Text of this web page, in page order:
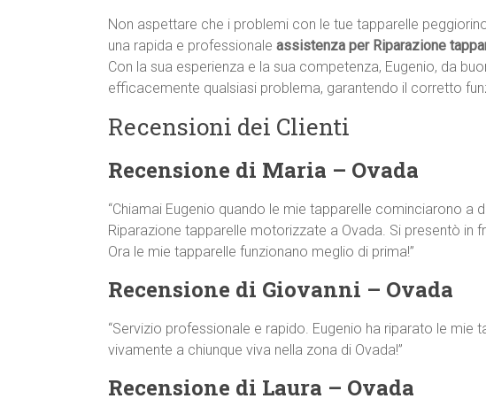
Non aspettare che i problemi con le tue tapparelle
una rapida e professionale assistenza per Riparazione
Con la sua esperienza e la sua competenza, Eugenio, da
efficacemente qualsiasi problema, garantendo il corretto
Recensioni dei Clienti
Recensione di Maria – Ovada
“Chiamai Eugenio quando le mie tapparelle cominciarono a
Riparazione tapparelle motorizzate a Ovada. Si presentò in
Ora le mie tapparelle funzionano meglio di prima!”
Recensione di Giovanni – Ovada
“Servizio professionale e rapido. Eugenio ha riparato le mie
vivamente a chiunque viva nella zona di Ovada!”
Recensione di Laura – Ovada